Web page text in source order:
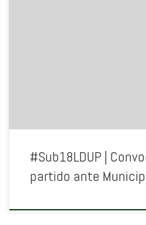
#Sub18LDUP |
partido ante